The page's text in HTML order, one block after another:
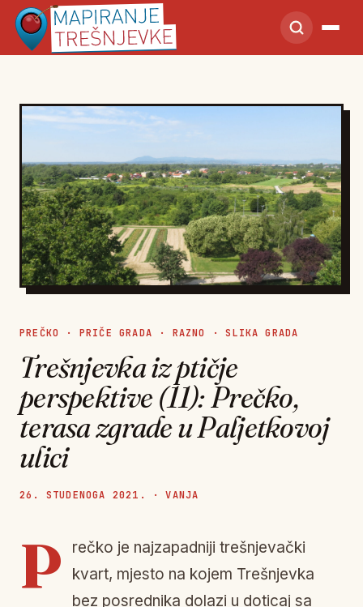
PREČKO · PRIČE GRADA · RAZNO ·SLIKA GRADA
Trešnjevka iz ptičje
perspektive (11): Prečko,
terasa zgrade u Paljetkovoj
ulici
26. STUDENOGA 2021. · VANJA
P
rečko je najzapadniji trešnjevački
kvart, mjesto na kojem Trešnjevka
bez posrednika dolazi u doticaj sa